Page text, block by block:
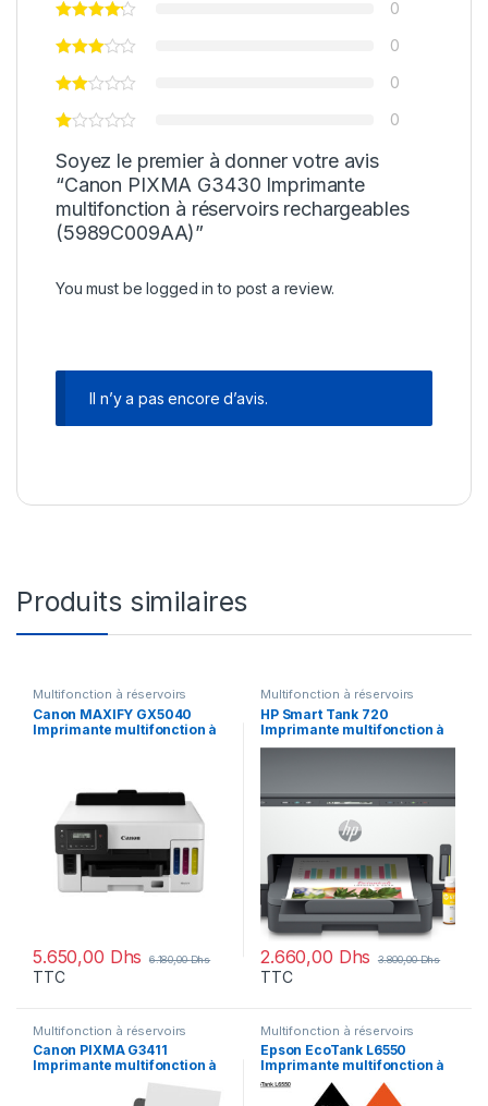
0
0
0
0
Soyez le premier à donner votre avis
“Canon PIXMA G3430 Imprimante
multifonction à réservoirs rechargeables
(5989C009AA)”
You must belogged in to post a review.
Il n’y a pas encore d’avis.
Produits similaires
Multifonction à réservoirs
rechargeables
Canon MAXIFY GX5040
Imprimante multifonction à
5.650,00 Dhs 6.180,00Dhs
TTC
Multifonction à réservoirs
rechargeables
HP Smart Tank 720
Imprimante multifonction à
réservoirs rechargeables
2.660,00 Dhs 3.800,00Dhs
TTC
Multifonction à réservoirs
rechargeables
Canon PIXMA G3411
Imprimante multifonction à
réservoirs rechargeables
Multifonction à réservoirs
rechargeables
Epson EcoTank L6550
Imprimante multifonction à
réservoirs rechargeables
(C11CJ30403)